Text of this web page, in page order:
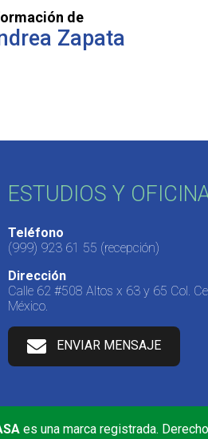
de
Zapata
ESTUDIOS Y
Teléfono
(999) 923 61 55 (recepción)
Dirección
Calle 62 #508 Altos x 63 y 65 Col.
México.
ENVIAR MENSAJE
es una marca registrada.